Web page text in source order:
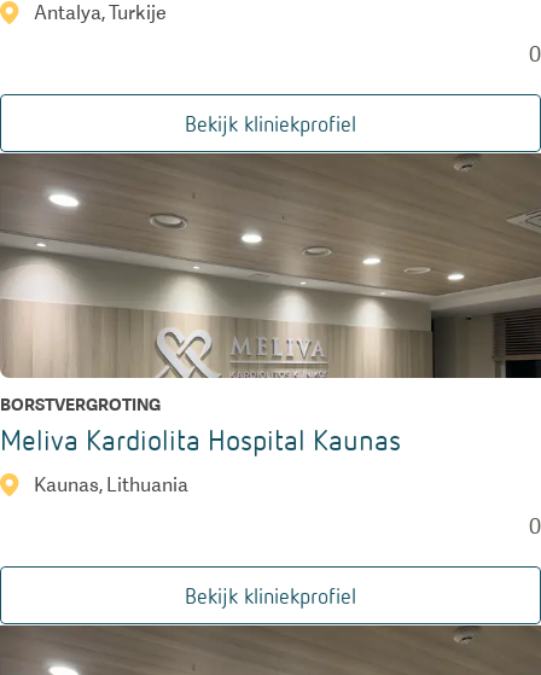
Antalya, Turkije
0
Bekijk kliniekprofiel
BORSTVERGROTING
Meliva Kardiolita Hospital Kaunas
Kaunas, Lithuania
0
Bekijk kliniekprofiel